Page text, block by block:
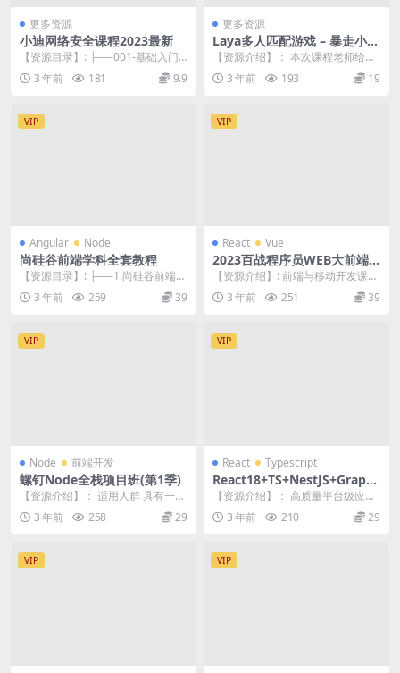
更多资源
小迪网络安全课程2023最新
【资源目录】: ├──001-基础入门-
小迪安全 | ├──001-基础入门...
3 年前 181 9.9
更多资源
Laya多人匹配游戏 – 暴走小飞
机（Nodejs服务器）
【资源介绍】： 本次课程老师给大
家讲解使用LayaAir开发一款多人房
间匹配游戏...
3 年前 193 19
VIP
Angular Node
尚硅谷前端学科全套教程
【资源目录】: ├──1.尚硅谷前端学
科–核心技术 | ├──尚硅谷...
3 年前 259 39
VIP
React Vue
2023百战程序员WEB大前端
工程师
【资源介绍】: 前端与移动开发课程
主要针对想进入前端开发行业以及
已在前端圈工作想...
3 年前 251 39
VIP
Node 前端开发
螺钉Node全栈项目班(第1季)
【资源介绍】： 适用人群 具有一定
js基础的同学 课程概述 课程大纲 N
odej...3 年前 258 29
VIP
React Typescript
React18+TS+NestJS+Graph
QL 全栈开发在线教育平台 |
更新完结
【资源介绍】： 高质量平台级应用
+流行全栈技术+实用职场技巧+通
用面试策略 助你...
3 年前 210 29
VIP VIP